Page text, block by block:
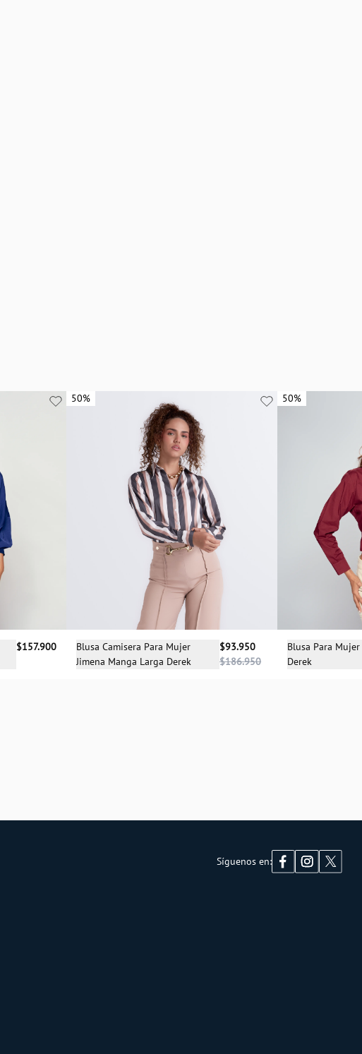
$157.900
50%
50%
Selecciona una talla
XS S M XL
Blusa Camisera Para Mujer
Jimena Manga Larga Derek
$93.950
$186.950
50%
50%
Blusa Para Mujer
Derek
Síguenos en: